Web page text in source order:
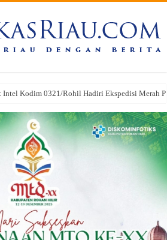
Kodim 0321/Rohil Hadiri Ekspedisi Merah
Hadiri Upacara HUT Riau ke-69